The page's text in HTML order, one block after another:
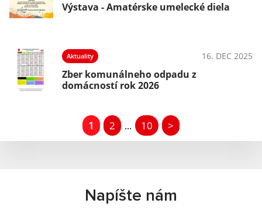
Výstava - Amatérske umelecké diela
Aktuality 16. DEC 2025
Zber komunálneho odpadu z
domácností rok 2026
1 2 ... 10 >
Napíšte nám